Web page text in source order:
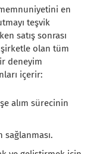
en
teşvik
satış sonrası
olan tüm
deneyim
içerir:
alım sürecinin